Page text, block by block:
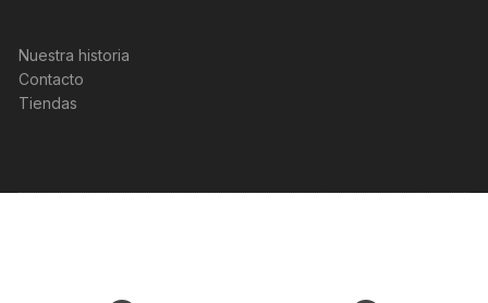
Nuestra historia
Contacto
Tiendas